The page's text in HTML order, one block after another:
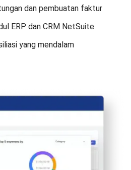
dalam optimalisasi proses akuntansi,
serta pengambilan keputusan
untuk mendukung pertumbuhan
standar editorial yang ketat
serta publikasi terpercaya
yang akurat dan relevan.
dan objektivitas konten dengan
kami.